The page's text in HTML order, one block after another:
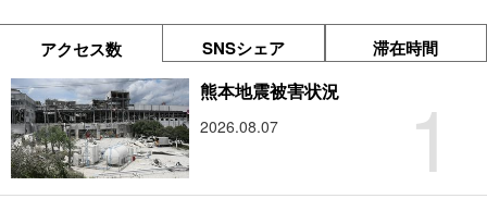
アクセス数 SNSシェア 滞在時間
1
熊本地震被害状況
2026.08.07